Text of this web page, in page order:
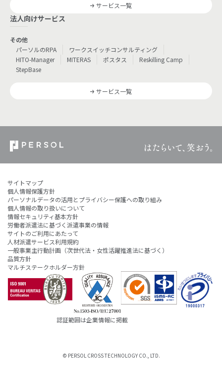
サービス一覧
法人向けサービス
その他
パーソルのRPA
ワークスイッチコンサルティング
HITO-Manager
MITERAS ポスタス
Reskilling Camp
StepBase
サービス一覧
サイトマップ
個人情報保護方針
パーソナルデータの活用とプライバシー保護への取り組み
個人情報の取り扱いについて
情報セキュリティ基本方針
労働者派遣法に基づく派遣事業の情報
サイトのご利用にあたって
人材派遣サービス利用規約
一般事業主行動計画（次世代法・女性活躍推進法に基づく）
品質方針
マルチステークホルダー方針
認証範囲は企業情報に掲載
© PERSOL CROSS TECHNOLOGY CO., LTD.